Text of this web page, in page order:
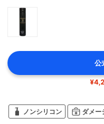
公
ノンシリコン ダメー